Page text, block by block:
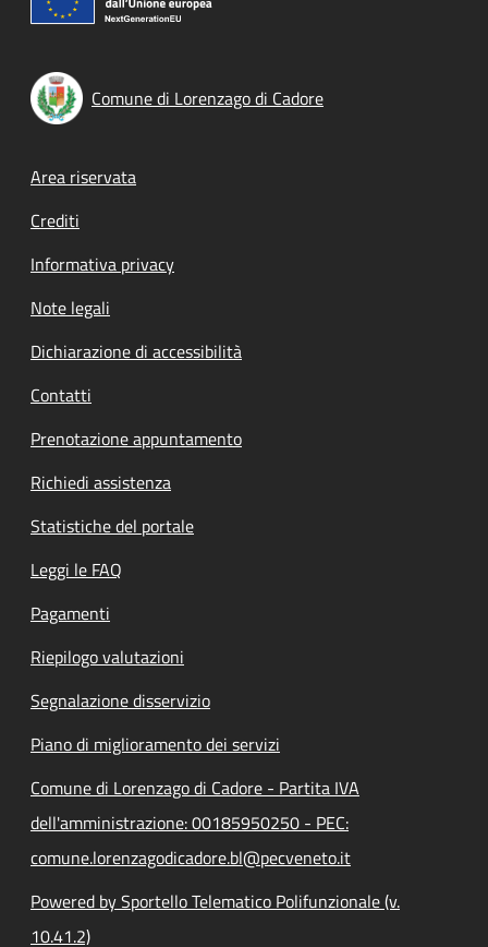
Comune di Lorenzago di Cadore
Footer menu
Area riservata
Crediti
Informativa privacy
Note legali
Dichiarazione di accessibilità
Contatti
Prenotazione appuntamento
Richiedi assistenza
Statistiche del portale
Leggi le FAQ
Pagamenti
Riepilogo valutazioni
Segnalazione disservizio
Piano di miglioramento dei servizi
Comune di Lorenzago di Cadore - Partita IVA
dell'amministrazione: 00185950250 - PEC:
comune.lorenzagodicadore.bl@pecveneto.it
Powered by Sportello Telematico Polifunzionale (v.
10.41.2)